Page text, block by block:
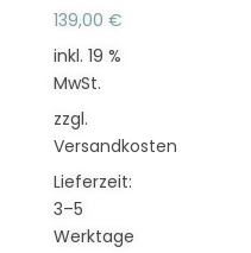
139,00 €
inkl. 19 %
MwSt.
zzgl.
Versandkosten
Lieferzeit:
3–5
Werktage